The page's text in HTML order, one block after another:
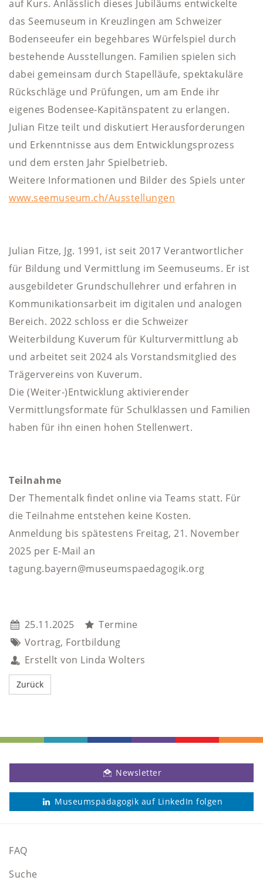
auf Kurs. Anlässlich dieses Jubiläums entwickelte
das Seemuseum in Kreuzlingen am Schweizer
Bodenseeufer ein begehbares Würfelspiel durch
bestehende Ausstellungen. Familien spielen sich
dabei gemeinsam durch Stapelläufe, spektakuläre
Rückschläge und Prüfungen, um am Ende ihr
eigenes Bodensee-Kapitänspatent zu erlangen.
Julian Fitze teilt und diskutiert Herausforderungen
und Erkenntnisse aus dem Entwicklungsprozess
und dem ersten Jahr Spielbetrieb.
Weitere Informationen und Bilder des Spiels unter
www.seemuseum.ch/Ausstellungen
Julian Fitze, Jg. 1991, ist seit 2017 Verantwortlicher
für Bildung und Vermittlung im Seemuseums. Er ist
ausgebildeter Grundschullehrer und erfahren in
Kommunikationsarbeit im digitalen und analogen
Bereich. 2022 schloss er die Schweizer
Weiterbildung Kuverum für Kulturvermittlung ab
und arbeitet seit 2024 als Vorstandsmitglied des
Trägervereins von Kuverum.
Die (Weiter-)Entwicklung aktivierender
Vermittlungsformate für Schulklassen und Familien
haben für ihn einen hohen Stellenwert.
Teilnahme
Der Thementalk findet online via Teams statt. Für
die Teilnahme entstehen keine Kosten.
Anmeldung bis spätestens Freitag, 21. November
2025 per E-Mail an
tagung.bayern@museumspaedagogik.org
25.11.2025
Termine
Vortrag, Fortbildung
Erstellt von Linda Wolters
Newsletter
Museumspädagogik auf LinkedIn folgen
FAQ
Suche